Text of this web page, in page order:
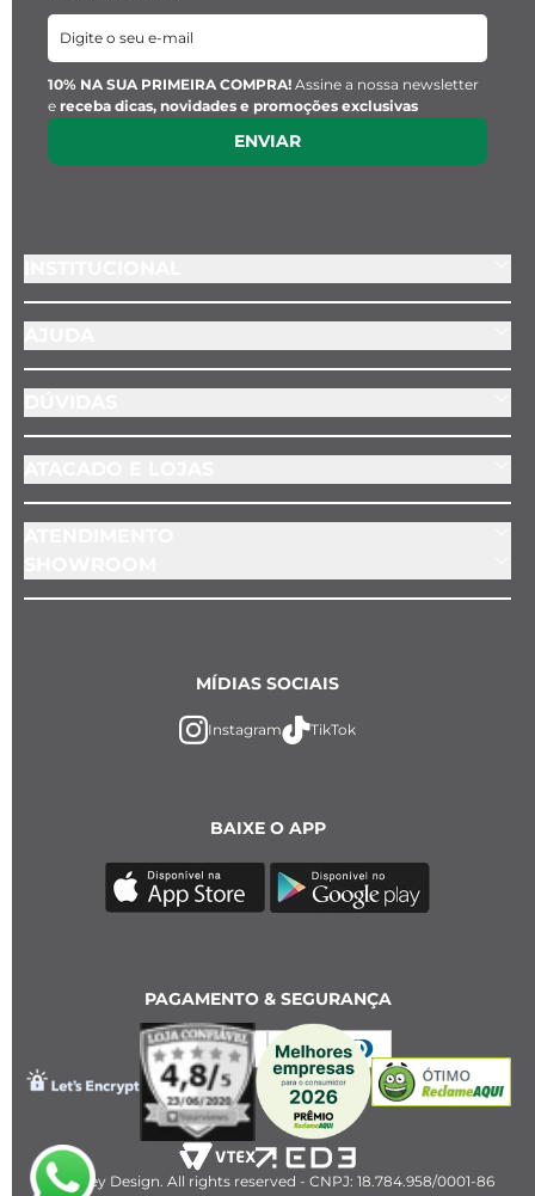
10% NA SUA PRIMEIRA COMPRA! Assine a nossa newsletter
e receba dicas, novidades e promoções exclusivas
ENVIAR
BAIXE O APP
MÍDIAS SOCIAIS
Instagram TikTok
PAGAMENTO & SEGURANÇA
2023 Key Design. All rights reserved - CNPJ: 18.784.958/0001-86